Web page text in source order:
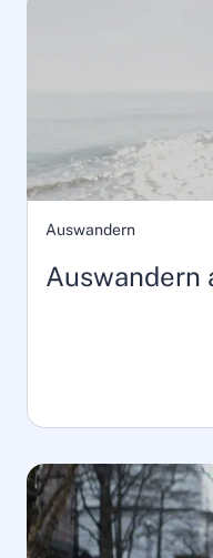
Auswandern
Auswandern